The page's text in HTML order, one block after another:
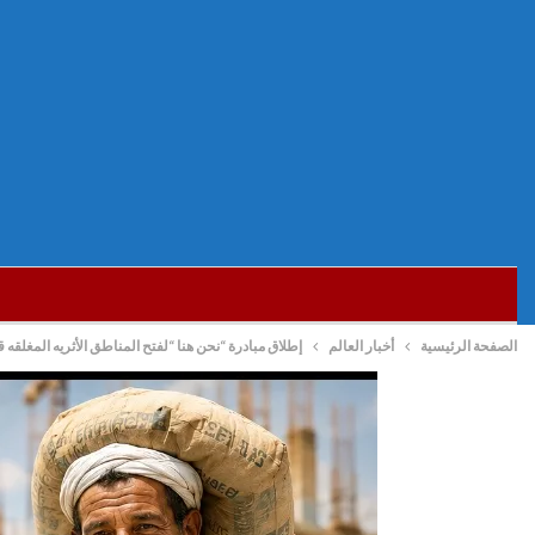
الصفحة الرئيسية أخبار العالم إطلاق مبادرة “نحن هنا “لفتح المناطق الأثريه المغلقه